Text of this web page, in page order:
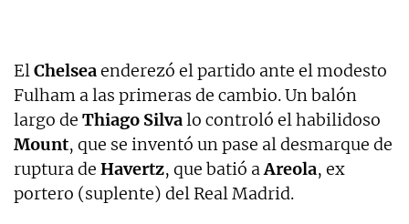
ElChelseaenderezó el partido ante el modesto
Fulham a las primeras de cambio. Un balón
largo de Thiago Silvalo controló el habilidoso
Mount, que se inventó un pase al desmarque de
ruptura de Havertz, que batió aAreola, ex
portero (suplente) del Real Madrid.